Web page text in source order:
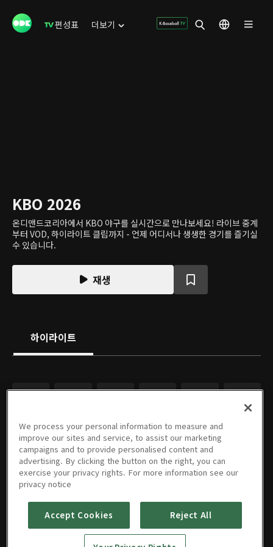
편성표 더보기
KBO 2026
온디맨드코리아에서 KBO 야구를 실시간으로 만나보세요! 라이브 중계
부터 VOD, 하이라이트 클립까지 - 언제 어디서나 생생한 경기를 즐기실
수 있습니다.
재생
하이라이트
We process your personal information to measure and
improve our sites and service, to assist our marketing
campaigns and to provide personalised content and
advertising. By clicking the button on the right, you can
exercise your privacy rights. For more information see our
privacy notice
Accept Cookies Reject All